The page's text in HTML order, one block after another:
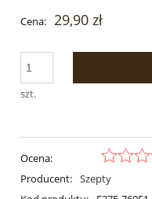
Cena: 29,90 zł
szt.
Ocena:
Producent: Szepty